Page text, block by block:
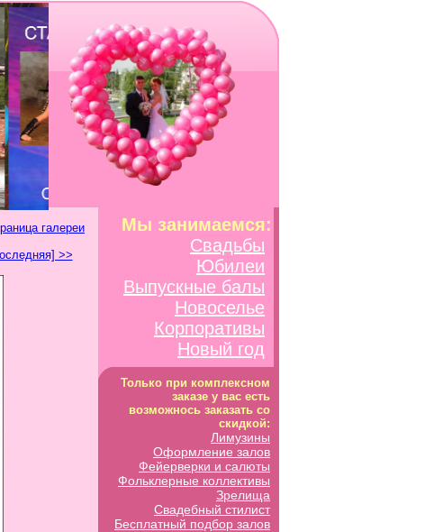
галереи
>>
Мы занимаемся:
Свадьбы
Юбилеи
Выпускные балы
Новоселье
Корпоративы
Новый год
Только при комплексном
заказе у вас есть
возможнось заказать со
скидкой:
Лимузины
Оформление залов
Фейерверки и салюты
Фольклерные коллективы
Зрелища
Свадебный стилист
Бесплатный подбор залов